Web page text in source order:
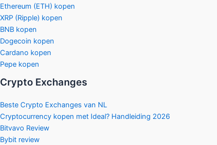
Ethereum (ETH) kopen
XRP (Ripple) kopen
BNB kopen
Dogecoin kopen
Cardano kopen
Pepe kopen
Crypto Exchanges
Beste Crypto Exchanges van NL
Cryptocurrency kopen met Ideal? Handleiding 2026
Bitvavo Review
Bybit review